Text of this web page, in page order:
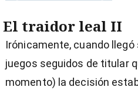
El traidor leal II
Irónicamente, cuando
juegos seguidos de titular
momento) la decisión